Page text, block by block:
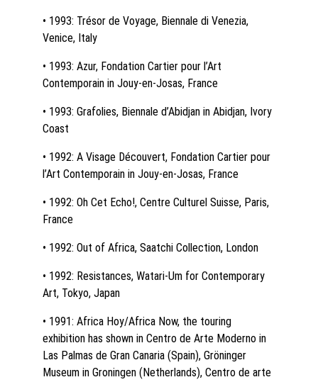
• 1993: Trésor de Voyage, Biennale di Venezia,
Venice, Italy
• 1993: Azur, Fondation Cartier pour l’Art
Contemporain in Jouy-en-Josas, France
• 1993: Grafolies, Biennale d’Abidjan in Abidjan, Ivory
Coast
• 1992: A Visage Découvert, Fondation Cartier pour
l’Art Contemporain in Jouy-en-Josas, France
• 1992: Oh Cet Echo!, Centre Culturel Suisse, Paris,
France
• 1992: Out of Africa, Saatchi Collection, London
• 1992: Resistances, Watari-Um for Contemporary
Art, Tokyo, Japan
• 1991: Africa Hoy/Africa Now, the touring
exhibition has shown in Centro de Arte Moderno in
Las Palmas de Gran Canaria (Spain), Gröninger
Museum in Groningen (Netherlands), Centro de arte